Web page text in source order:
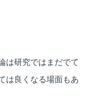
は研究ではまだでて
は良くなる場面もあ